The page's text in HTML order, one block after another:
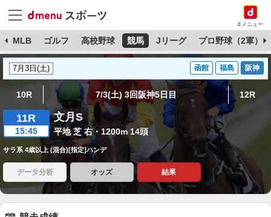
dメニュー
MLB ゴルフ 高校野球 競馬 Jリーグ プロ野球（2軍）
函館 福島 阪神
10R 7/3(土) 3回阪神5日目 12R
11R
15:45
文月S
平地 芝 右・1200m 14頭
サラ系 4歳以上 (混合)[指定]ハンデ
データ分析 オッズ 結果